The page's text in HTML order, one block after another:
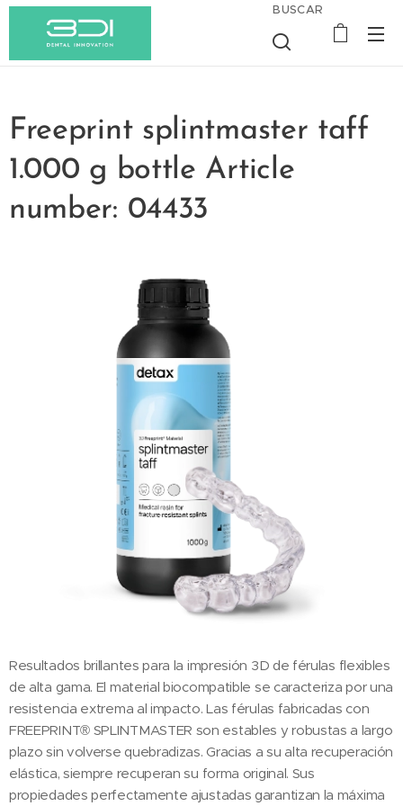
BUSCAR
Freeprint splintmaster taff
1.000 g bottle Article
number: 04433
Resultados brillantes para la impresión 3D de férulas flexibles
de alta gama. El material biocompatible se caracteriza por una
resistencia extrema al impacto. Las férulas fabricadas con
FREEPRINT® SPLINTMASTER son estables y robustas a largo
plazo sin volverse quebradizas. Gracias a su alta recuperación
elástica, siempre recuperan su forma original. Sus
propiedades perfectamente ajustadas garantizan la máxima